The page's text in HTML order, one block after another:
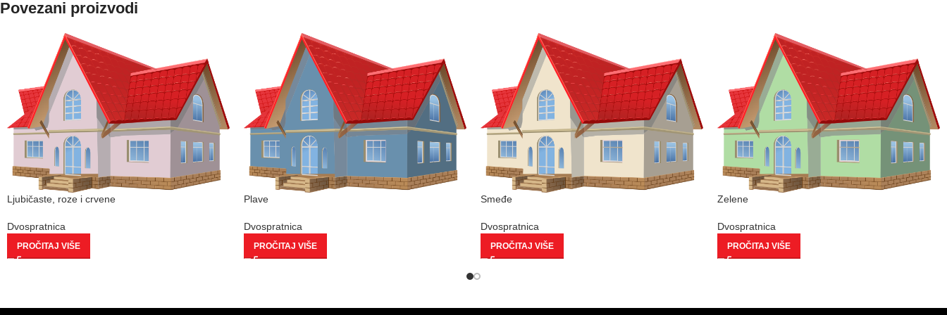
Povezani proizvodi
Ljubičaste, roze i crvene
Dvospratnica
PROČITAJ VIŠE
Plave
Dvospratnica
PROČITAJ VIŠE
Smeđe
Dvospratnica
PROČITAJ VIŠE
Zelene
Dvospratnica
PROČITAJ VIŠE